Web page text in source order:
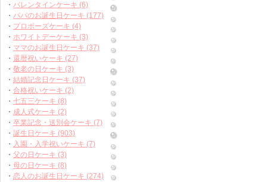
・ バレンタインケーキ (6)
・ パパのお誕生日ケーキ (177)
・ プロポーズケーキ (4)
・ ホワイトデーケーキ (3)
・ ママのお誕生日ケーキ (37)
・ 還暦祝いケーキ (27)
・ 敬老の日ケーキ (3)
・ 結婚記念日ケーキ (37)
・ 合格祝いケーキ (2)
・ 七五三ケーキ (8)
・ 成人式ケーキ (2)
・ 卒業記念・送別会ケーキ (7)
・ 誕生日ケーキ (903)
・ 入園・入学祝いケーキ (7)
・ 父の日ケーキ (3)
・ 母の日ケーキ (8)
・ 恋人のお誕生日ケーキ (274)